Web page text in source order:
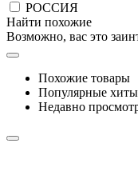
РОССИЯ
Найти похожие
Возможно, вас это
Похожие товары
Популярные
Недавно